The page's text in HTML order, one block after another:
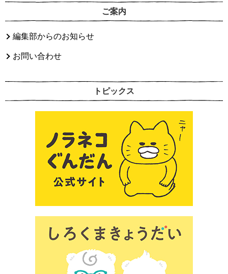
ご案内
編集部からのお知らせ
お問い合わせ
トピックス